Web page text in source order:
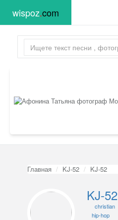
wispoz.com
Главная KJ-52 KJ-52
KJ-52
christian
hip-hop